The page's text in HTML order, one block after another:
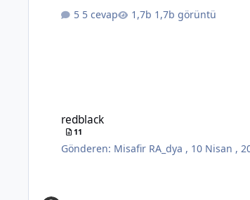
5 cevap 1,7b görüntü
redblack
11
Gönderen: Misafir RA_dya , 10 Nisan ,